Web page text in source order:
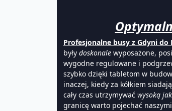
Profesjonalne busy z Gdyni do
były doskonale wyposażone,
wygodne regulowane i
szybko dzięki tabletom w
inaczej, kiedy za kółkiem
cały czas utrzymywać wysoką
granicę warto pojechać